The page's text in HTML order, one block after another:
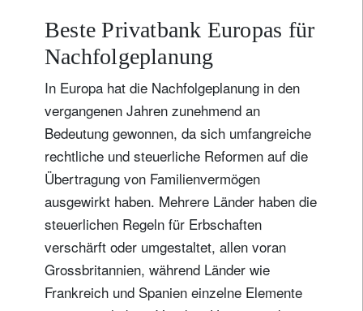
Beste Privatbank Europas für
Nachfolgeplanung
In Europa hat die Nachfolgeplanung in den
vergangenen Jahren zunehmend an
Bedeutung gewonnen, da sich umfangreiche
rechtliche und steuerliche Reformen auf die
Übertragung von Familienvermögen
ausgewirkt haben. Mehrere Länder haben die
steuerlichen Regeln für Erbschaften
verschärft oder umgestaltet, allen voran
Grossbritannien, während Länder wie
Frankreich und Spanien einzelne Elemente
Newsletter abonnieren
Email
Titel Vorname